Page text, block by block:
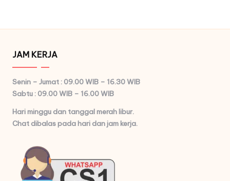
JAM KERJA
Senin – Jumat : 09.00 WIB – 16.30 WIB
Sabtu : 09.00 WIB – 16.00 WIB
Hari minggu dan tanggal merah libur.
Chat dibalas pada hari dan jam kerja.